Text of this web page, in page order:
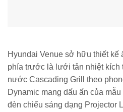
Hyundai Venue sở hữu thiết
phía trước là lưới tản nhiệt
nước Cascading Grill theo
Dynamic mang dấu ấn của
đèn chiếu sáng dạng Projector